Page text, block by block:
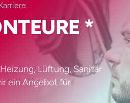
*
Lüftung, Sanitär
ein Angebot für